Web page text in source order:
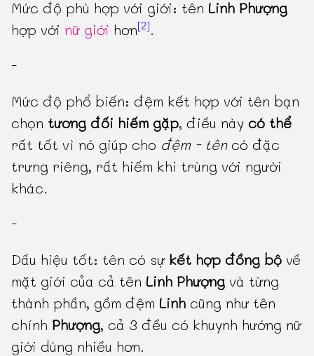
Mức độ phù hợp với giới: tênLinh Phượng
hợp với nữ giới hơn[2].
-
Mức độ phổ biến: đệm kết hợp với tên bạn
chọn tương đối hiếm gặp, điều này có thể
rất tốt vì nó giúp cho đệm - têncó đặc
trưng riêng, rất hiếm khi trùng với người
khác.
-
Dấu hiệu tốt: tên có sự kết hợp đồng bộ về
mặt giới của cả tênLinh Phượng và từng
thành phần, gồm đệmLinh cũng như tên
chính Phượng, cả 3 đều có khuynh hướng nữ
giới dùng nhiều hơn.